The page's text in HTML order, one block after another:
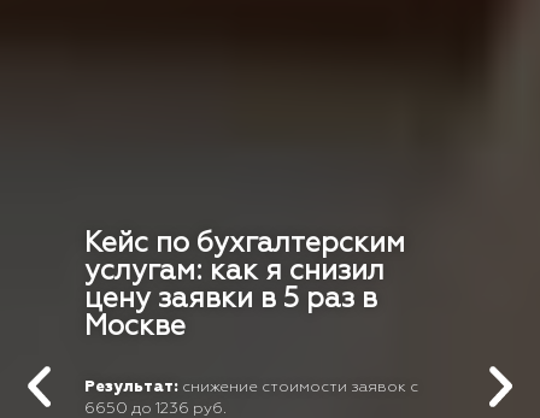
Кейс по бухгалтерским
услугам: как я снизил
цену заявки в 5 раз в
Москве
Результат: снижение стоимости заявок с
6650 до 1236 руб.